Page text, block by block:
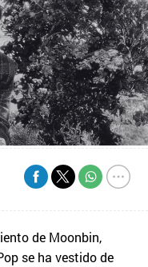
de Moonbin,
se ha vestido de